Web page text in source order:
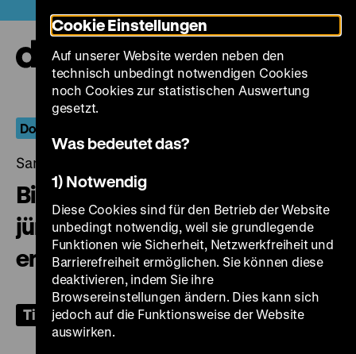
zum
Seiteninhalt
springen
Dokumentarische Positionen: Gisela Tuchtenhagen
Samstag, 22. Oktober 2022, 18.00 Uhr
Bingo – toletzt entscheed
jümmers dat Glück, zuletzt
entscheidet immer das Glück
Tickets
Cookie Einstellungen
Auf unserer Website werden neben den
technisch unbedingt notwendigen Cookies
noch Cookies zur statistischen Auswertung
gesetzt.
Was bedeutet das?
1) Notwendig
Diese Cookies sind für den Betrieb der Website
unbedingt notwendig, weil sie grundlegende
Funktionen wie Sicherheit, Netzwerkfreiheit und
Barrierefreiheit ermöglichen. Sie können diese
deaktivieren, indem Sie ihre
Browsereinstellungen ändern. Dies kann sich
jedoch auf die Funktionsweise der Website
auswirken.